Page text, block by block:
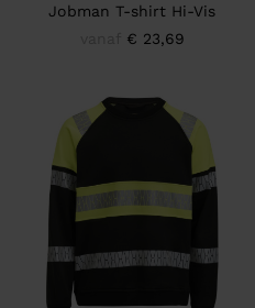
Jobman T-shirt Hi-Vis
€ 23,69